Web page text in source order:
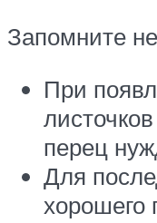
Запомните
При
перец
Для
хорошего